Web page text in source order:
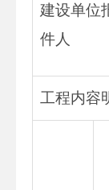
建设单位
件人
工程内容